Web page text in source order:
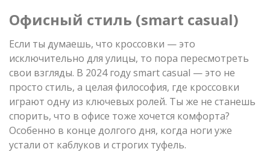
Офисный стиль (smart casual)
Если ты думаешь, что кроссовки — это
исключительно для улицы, то пора пересмотреть
свои взгляды. В 2024 году smart casual — это не
просто стиль, а целая философия, где кроссовки
играют одну из ключевых ролей. Ты же не станешь
спорить, что в офисе тоже хочется комфорта?
Особенно в конце долгого дня, когда ноги уже
устали от каблуков и строгих туфель.